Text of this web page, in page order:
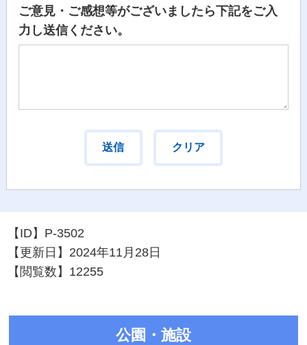
ご意見・ご感想等がございましたら下記をご入
力し送信ください。
【ID】 P-3502
【更新日】 2024年11月28日
【閲覧数】 12255
公園・施設